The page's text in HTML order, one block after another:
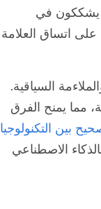
يشككون في
اتساق العلامة
السياقية.
مما يمنح الفرق
بين التكنولوجيا
الاصطناعي